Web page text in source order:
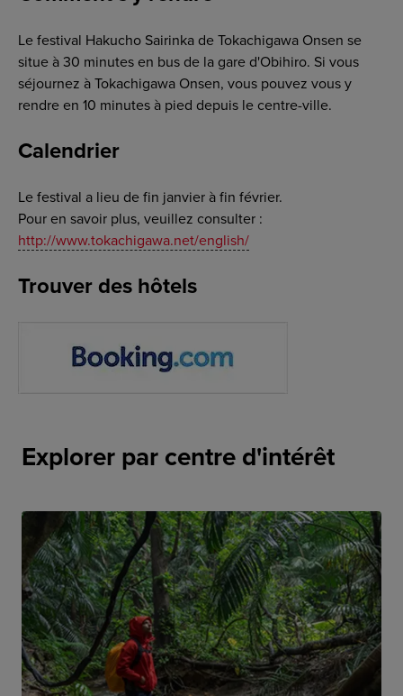
Le festival Hakucho Sairinka de Tokachigawa Onsen se
situe à 30 minutes en bus de la gare d'Obihiro. Si vous
séjournez à Tokachigawa Onsen, vous pouvez vous y
rendre en 10 minutes à pied depuis le centre-ville.
Calendrier
Le festival a lieu de fin janvier à fin février.
Pour en savoir plus, veuillez consulter :
http://www.tokachigawa.net/english/
Trouver des hôtels
Explorer par centre d'intérêt